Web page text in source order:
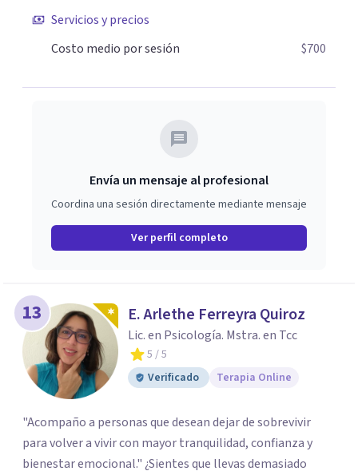
Servicios y precios
Costo medio por sesión
$700
Envía un mensaje al profesional
Coordina una sesión directamente mediante mensaje
Ver perfil completo
13 E. Arlethe Ferreyra Quiroz
Lic. en Psicología. Mstra. en Tcc
5 / 5
Verificado
Terapia Online
"Acompaño a personas que desean dejar de sobrevivir
para volver a vivir con mayor tranquilidad, confianza y
bienestar emocional." ¿Sientes que llevas demasiado